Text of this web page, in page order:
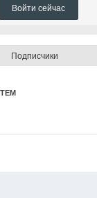
Войти сейчас
Подписчики